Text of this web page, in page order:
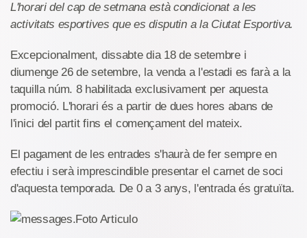
L'horari del cap de setmana està condicionat a les
activitats esportives que es disputin a la Ciutat Esportiva.
Excepcionalment, dissabte dia 18 de setembre i
diumenge 26 de setembre, la venda a l'estadi es farà a la
taquilla núm. 8 habilitada exclusivament per aquesta
promoció. L'horari és a partir de dues hores abans de
l'inici del partit fins el començament del mateix.
El pagament de les entrades s'haurà de fer sempre en
efectiu i serà imprescindible presentar el carnet de soci
d'aquesta temporada. De 0 a 3 anys, l'entrada és gratuïta.